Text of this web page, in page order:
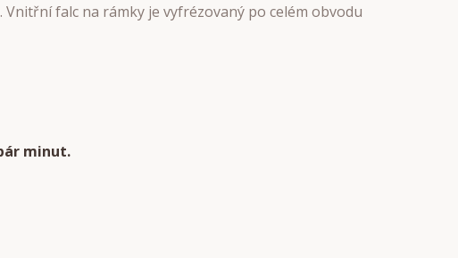
falc na rámky je vyfrézovaný po celém obvodu
minut.